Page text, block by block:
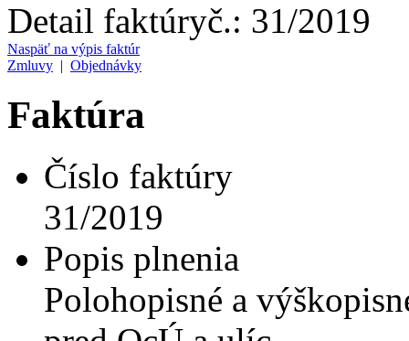
Detail faktúryč.: 31/2019
Naspäť na výpis faktúr
Zmluvy | Objednávky
Faktúra
Číslo faktúry
31/2019
Popis plnenia
Polohopisné a